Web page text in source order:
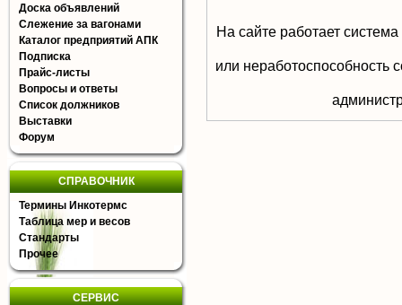
Доска объявлений
Слежение за вагонами
Каталог предприятий АПК
Подписка
Прайс-листы
Вопросы и ответы
Список должников
Выставки
Форум
СПРАВОЧНИК
Термины Инкотермс
Таблица мер и весов
Стандарты
Прочее
СЕРВИС
На сайте работает
или неработоспособность